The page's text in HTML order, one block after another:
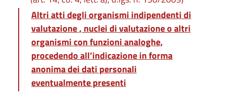
Altri atti degli organismi indipendenti di
valutazione , nuclei di valutazione o altri
organismi con funzioni analoghe,
procedendo all’indicazione in forma
anonima dei dati personali
eventualmente presenti